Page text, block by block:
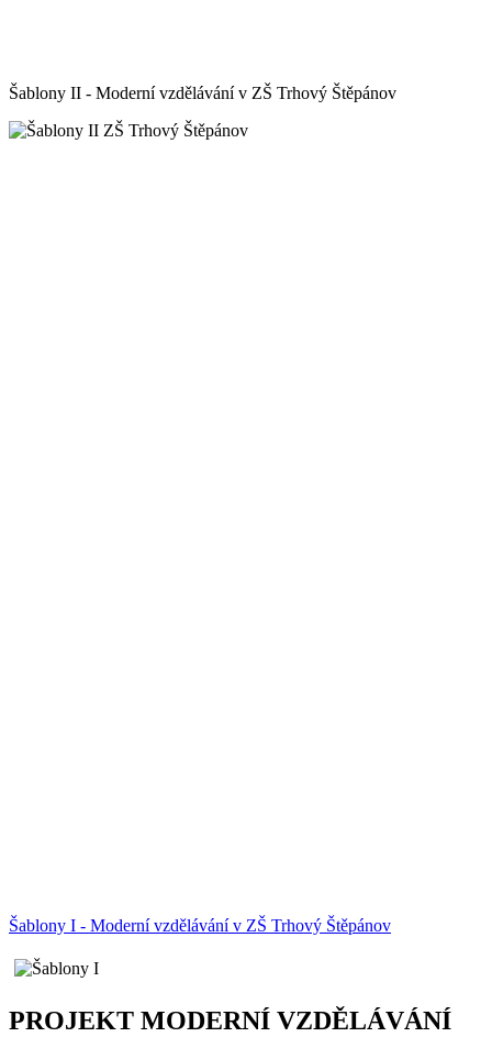
Šablony II - Moderní vzdělávání v ZŠ Trhový Štěpánov
Šablony I - Moderní vzdělávání v ZŠ Trhový Štěpánov
PROJEKT MODERNÍ VZDĚLÁVÁNÍ